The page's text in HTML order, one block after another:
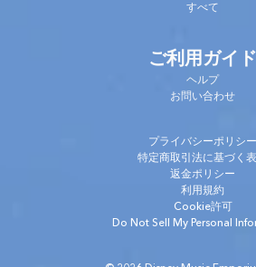
すべて
ご利用ガイド
ヘルプ
お問い合わせ
プライバシーポリシー
特定商取引法に基づく
返金ポリシー
利用規約
Cookie許可
Do Not Sell My Personal